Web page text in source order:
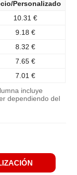
Personalizado
10.31 €
9.18 €
8.32 €
7.65 €
7.01 €
incluye
dependiendo del